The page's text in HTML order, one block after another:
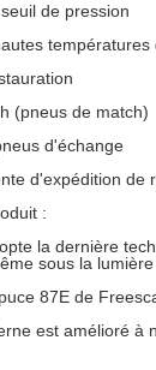
de pression
températures
(pneus de match)
d'échange
d'expédition de
:
la dernière
sous la
87E de
est amélioré à